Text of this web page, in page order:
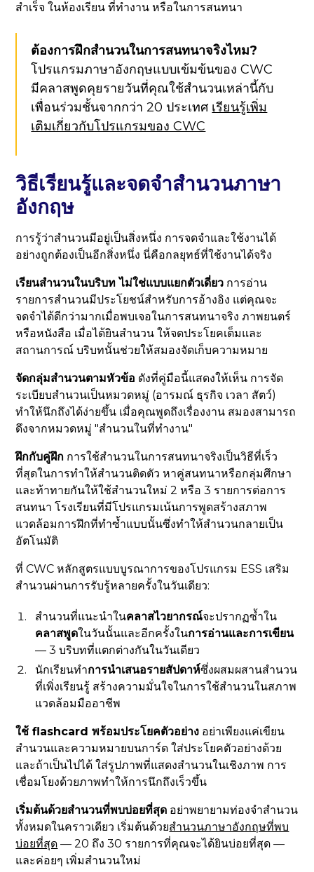
สำเร็จ ในห้องเรียน ที่ทำงาน หรือในการสนทนา
ต้องการฝึกสำนวนในการสนทนาจริงไหม?
โปรแกรมภาษาอังกฤษแบบเข้มข้นของ CWC
มีคลาสพูดคุยรายวันที่คุณใช้สำนวนเหล่านี้กับ
เพื่อนร่วมชั้นจากกว่า 20 ประเทศ เรียนรู้เพิ่ม
เติมเกี่ยวกับโปรแกรมของ CWC
วิธีเรียนรู้และจดจำสำนวนภาษา
อังกฤษ
การรู้ว่าสำนวนมีอยู่เป็นสิ่งหนึ่ง การจดจำและใช้งานได้
อย่างถูกต้องเป็นอีกสิ่งหนึ่ง นี่คือกลยุทธ์ที่ใช้งานได้จริง
เรียนสำนวนในบริบท ไม่ใช่แบบแยกตัวเดี่ยว การอ่าน
รายการสำนวนมีประโยชน์สำหรับการอ้างอิง แต่คุณจะ
จดจำได้ดีกว่ามากเมื่อพบเจอในการสนทนาจริง ภาพยนตร์
หรือหนังสือ เมื่อได้ยินสำนวน ให้จดประโยคเต็มและ
สถานการณ์ บริบทนั้นช่วยให้สมองจัดเก็บความหมาย
จัดกลุ่มสำนวนตามหัวข้อ ดังที่คู่มือนี้แสดงให้เห็น การจัด
ระเบียบสำนวนเป็นหมวดหมู่ (อารมณ์ ธุรกิจ เวลา สัตว์)
ทำให้นึกถึงได้ง่ายขึ้น เมื่อคุณพูดถึงเรื่องงาน สมองสามารถ
ดึงจากหมวดหมู่ "สำนวนในที่ทำงาน"
ฝึกกับคู่ฝึก การใช้สำนวนในการสนทนาจริงเป็นวิธีที่เร็ว
ที่สุดในการทำให้สำนวนติดตัว หาคู่สนทนาหรือกลุ่มศึกษา
และท้าทายกันให้ใช้สำนวนใหม่ 2 หรือ 3 รายการต่อการ
สนทนา โรงเรียนที่มีโปรแกรมเน้นการพูดสร้างสภาพ
แวดล้อมการฝึกที่ทำซ้ำแบบนั้นซึ่งทำให้สำนวนกลายเป็น
อัตโนมัติ
ที่ CWC หลักสูตรแบบบูรณาการของโปรแกรม ESS เสริม
สำนวนผ่านการรับรู้หลายครั้งในวันเดียว:
สำนวนที่แนะนำในคลาสไวยากรณ์จะปรากฏซ้ำใน
คลาสพูดในวันนั้นและอีกครั้งในการอ่านและการเขียน
— 3 บริบทที่แตกต่างกันในวันเดียว
นักเรียนทำการนำเสนอรายสัปดาห์ซึ่งผสมผสานสำนวน
ที่เพิ่งเรียนรู้ สร้างความมั่นใจในการใช้สำนวนในสภาพ
แวดล้อมมืออาชีพ
ใช้ flashcard พร้อมประโยคตัวอย่าง อย่าเพียงแค่เขียน
สำนวนและความหมายบนการ์ด ใส่ประโยคตัวอย่างด้วย
และถ้าเป็นไปได้ ใส่รูปภาพที่แสดงสำนวนในเชิงภาพ การ
เชื่อมโยงด้วยภาพทำให้การนึกถึงเร็วขึ้น
เริ่มต้นด้วยสำนวนที่พบบ่อยที่สุด อย่าพยายามท่องจำสำนวน
ทั้งหมดในคราวเดียว เริ่มต้นด้วยสำนวนภาษาอังกฤษที่พบ
บ่อยที่สุด — 20 ถึง 30 รายการที่คุณจะได้ยินบ่อยที่สุด —
และค่อยๆ เพิ่มสำนวนใหม่